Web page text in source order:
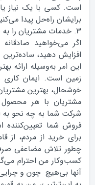
است. کسی با یک نیاز
برایشان راه‌حل پیدا
3. خدمات مشتریان را به نحوی استثنایی به اجرا بگذارید.
اگر می‌خواهید
افزایش دهید،
این امر به‌وسیله
زمین است. ایمان کاری
خوشحال، بهترین
مشتریان با هر محصول
شرکت شما به چه نحو
فروش شما
برای خرید از مردم،
چطور تلاش مضاعفی
کسب‌وکار من احترام
آنها بی‌‌هیچ چون و